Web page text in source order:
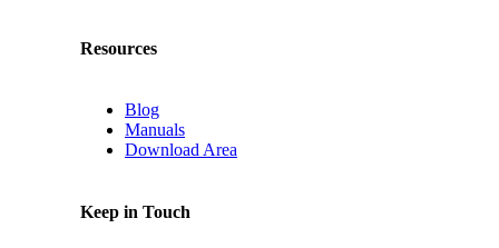
Resources
Blog
Manuals
Download Area
Keep in Touch